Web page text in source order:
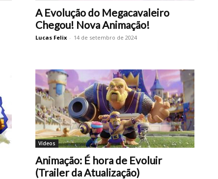
A Evolução do Megacavaleiro
Chegou! Nova Animação!
Lucas Felix - 14 de setembro de 2024
Vídeos
Animação: É hora de Evoluir
(Trailer da Atualização)